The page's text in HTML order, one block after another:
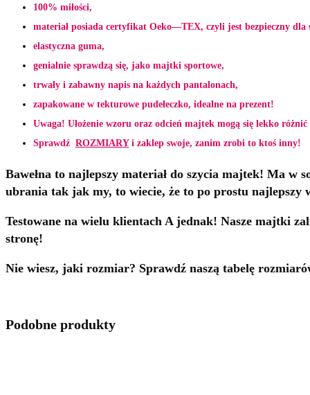
100% miłości,
materiał posiada certyfikat Oeko—TEX, czyli jest bezpieczny dla
elastyczna guma,
genialnie sprawdzą się, jako majtki sportowe,
trwały i zabawny napis na każdych pantalonach,
zapakowane w tekturowe pudełeczko, idealne na prezent!
Uwaga! Ułożenie wzoru oraz odcień majtek mogą się lekko
Sprawdź ROZMIARYi zaklep swoje, zanim zrobi to ktoś inny!
Bawełna to najlepszy materiał do szycia majtek! Ma w
ubrania tak jak my, to wiecie, że to po prostu najlepszy
Testowane na wielu klientach A jednak! Nasze majtki
stronę!
Nie wiesz, jaki rozmiar? Sprawdź naszą tabelę
Podobne produkty